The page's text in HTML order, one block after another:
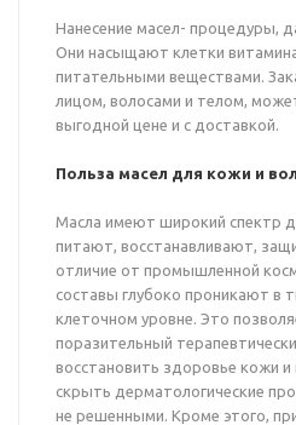
Нанесение масел-
Они насыщают клетки
питательными веществами.
лицом, волосами и телом,
выгодной цене и с доставкой.
Польза масел для кожи и
Масла имеют широкий спектр
питают, восстанавливают,
отличие от промышленной
составы глубоко проникают в
клеточном уровне. Это
поразительный
восстановить здоровье кожи и
скрыть дерматологические
не решенными. Кроме этого,